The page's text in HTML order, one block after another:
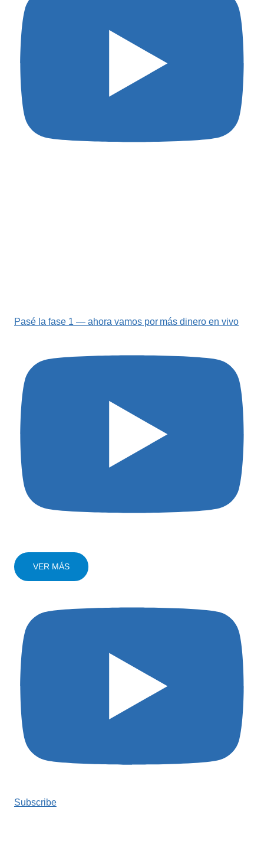
Pasé la fase 1 — ahora vamos por más dinero en vivo
VER MÁS
Subscribe